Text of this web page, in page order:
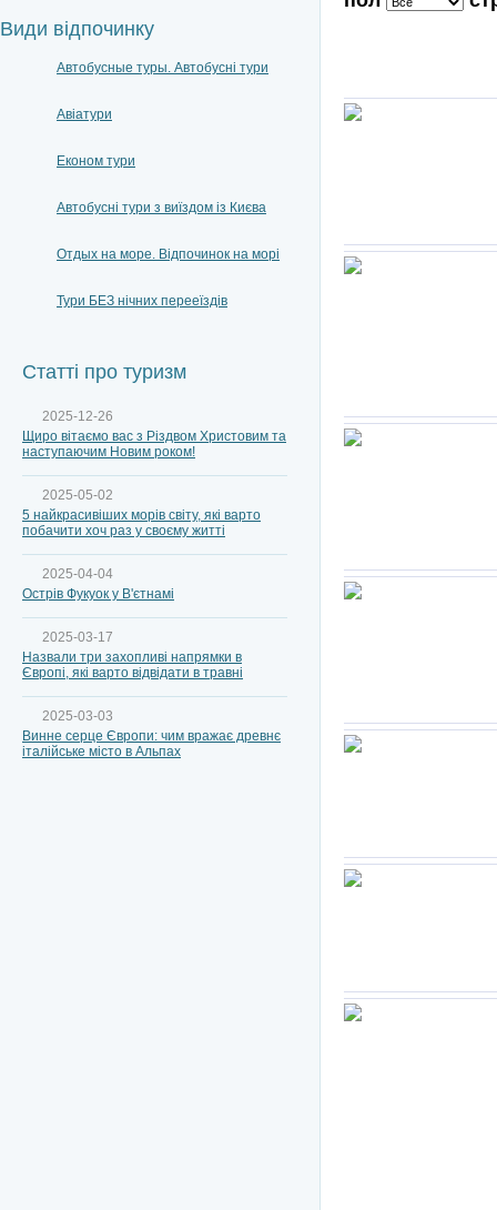
Види відпочинку
Автобусные туры. Автобусні тури
Авіатури
Економ тури
Автобусні тури з виїздом із Києва
Отдых на море. Відпочинок на морі
Тури БЕЗ нічних перееїздів
Статті про туризм
2025-12-26
Щиро вітаємо вас з Різдвом Христовим та
наступаючим Новим роком!
2025-05-02
5 найкрасивіших морів світу, які варто
побачити хоч раз у своєму житті
2025-04-04
Острів Фукуок у В'єтнамі
2025-03-17
Назвали три захопливі напрямки в
Європі, які варто відвідати в травні
2025-03-03
Винне серце Європи: чим вражає древнє
італійське місто в Альпах